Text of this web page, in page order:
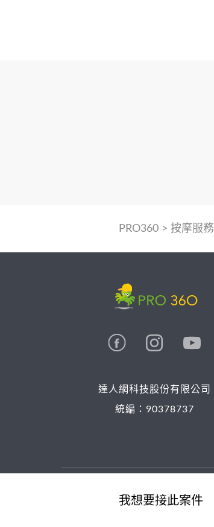
PRO360> 按摩服務
我想要接此案件
達人網科技股份有限公司
統編：90378737
© 2026 PRO36O. All rights reserved.